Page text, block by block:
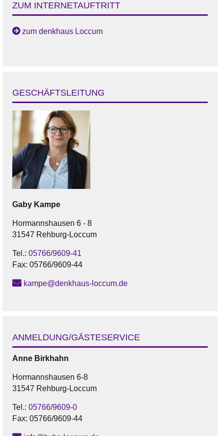
ZUM INTERNETAUFTRITT
zum denkhaus Loccum
GESCHÄFTSLEITUNG
Gaby Kampe
Hormannshausen 6 - 8
31547 Rehburg-Loccum
Tel.: 05766/9609-41
Fax: 05766/9609-44
kampe@denkhaus-loccum.de
ANMELDUNG/GÄSTESERVICE
Anne Birkhahn
Hormannshausen 6-8
31547 Rehburg-Loccum
Tel.: 05766/9609-0
Fax: 05766/9609-44